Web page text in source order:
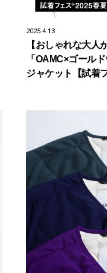
2025.4.13
【おしゃれな大人
「OAMC×ゴール
ジャケット【試着